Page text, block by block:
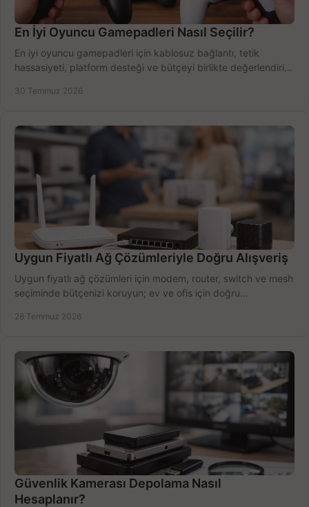
En İyi Oyuncu Gamepadleri Nasıl Seçilir?
En iyi oyuncu gamepadleri için kablosuz bağlantı, tetik
hassasiyeti, platform desteği ve bütçeyi birlikte değerlendirin;
30 Temmuz 2026
Uygun Fiyatlı Ağ Çözümleriyle Doğru Alışveriş
Uygun fiyatlı ağ çözümleri için modem, router, switch ve mesh
seçiminde bütçenizi koruyun; ev ve ofis için doğru
28 Temmuz 2026
Güvenlik Kamerası Depolama Nasıl
Hesaplanır?